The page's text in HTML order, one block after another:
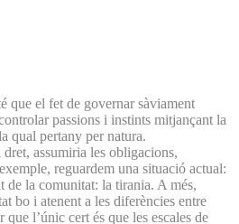
que el fet de governar sàviament
passions i instints mitjançant la
qual pertany per natura.
assumiria les obligacions,
reguardem una situació actual:
de la comunitat: la tirania. A més,
bo i atenent a les diferències entre
l’únic cert és que les escales de